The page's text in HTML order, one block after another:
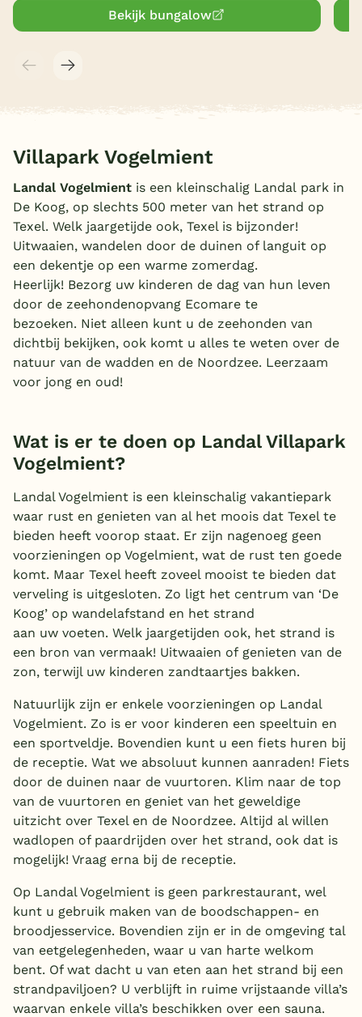
Onze e-boeken
Bekijk bungalow
Villapark Vogelmient
Landal Vogelmient is een kleinschalig Landal park in
De Koog, op slechts 500 meter van het strand op
Texel. Welk jaargetijde ook, Texel is bijzonder!
Uitwaaien, wandelen door de duinen of languit op
een dekentje op een warme zomerdag.
Heerlijk! Bezorg uw kinderen de dag van hun leven
door de zeehondenopvang Ecomare te
bezoeken. Niet alleen kunt u de zeehonden van
dichtbij bekijken, ook komt u alles te weten over de
natuur van de wadden en de Noordzee. Leerzaam
voor jong en oud!
Wat is er te doen op Landal Villapark
Vogelmient?
Landal Vogelmient is een kleinschalig vakantiepark
waar rust en genieten van al het moois dat Texel te
bieden heeft voorop staat. Er zijn nagenoeg geen
voorzieningen op Vogelmient, wat de rust ten goede
komt. Maar Texel heeft zoveel mooist te bieden dat
verveling is uitgesloten. Zo ligt het centrum van ‘De
Koog’ op wandelafstand en het strand
aan uw voeten. Welk jaargetijden ook, het strand is
een bron van vermaak! Uitwaaien of genieten van de
zon, terwijl uw kinderen zandtaartjes bakken.
Natuurlijk zijn er enkele voorzieningen op Landal
Vogelmient. Zo is er voor kinderen een speeltuin en
een sportveldje. Bovendien kunt u een fiets huren bij
de receptie. Wat we absoluut kunnen aanraden! Fiets
door de duinen naar de vuurtoren. Klim naar de top
van de vuurtoren en geniet van het geweldige
uitzicht over Texel en de Noordzee. Altijd al willen
wadlopen of paardrijden over het strand, ook dat is
mogelijk! Vraag erna bij de receptie.
Op Landal Vogelmient is geen parkrestaurant, wel
kunt u gebruik maken van de boodschappen- en
broodjesservice. Bovendien zijn er in de omgeving tal
van eetgelegenheden, waar u van harte welkom
bent. Of wat dacht u van eten aan het strand bij een
strandpaviljoen? U verblijft in ruime vrijstaande villa’s
waarvan enkele villa’s beschikken over een sauna.